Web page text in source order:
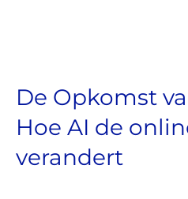
De Opkomst
Hoe AI de
verandert